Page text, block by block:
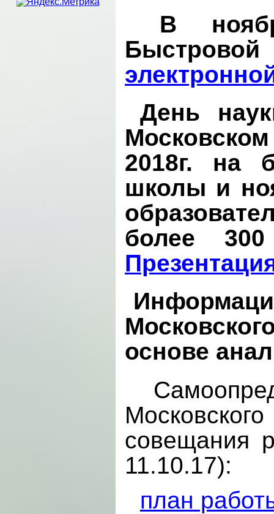
В
День
2018г. на
школы и
более 300
основе
совещания
11.10.17):
план